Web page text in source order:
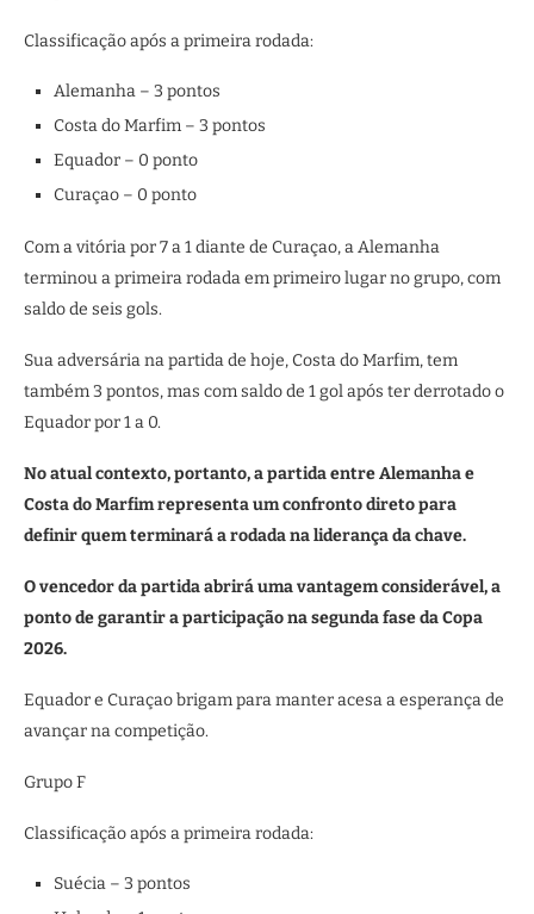
Classificação após a primeira rodada:
Alemanha – 3 pontos
Costa do Marfim – 3 pontos
Equador – 0 ponto
Curaçao – 0 ponto
Com a vitória por 7 a 1 diante de Curaçao, a Alemanha
terminou a primeira rodada em primeiro lugar no grupo, com
saldo de seis gols.
Sua adversária na partida de hoje, Costa do Marfim, tem
também 3 pontos, mas com saldo de 1 gol após ter derrotado o
Equador por 1 a 0.
No atual contexto, portanto, a partida entre Alemanha e
Costa do Marfim representa um confronto direto para
definir quem terminará a rodada na liderança da chave.
O vencedor da partida abrirá uma vantagem considerável, a
ponto de garantir a participação na segunda fase da Copa
2026.
Equador e Curaçao brigam para manter acesa a esperança de
avançar na competição.
Grupo F
Classificação após a primeira rodada:
Suécia – 3 pontos